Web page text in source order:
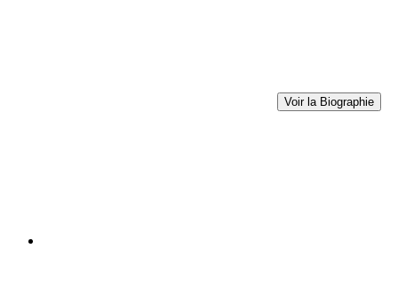
Voir la Biographie